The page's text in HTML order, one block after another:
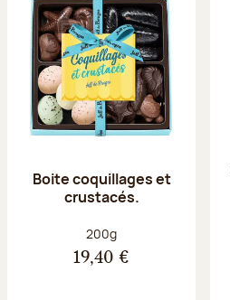
Boite coquillages et
crustacés.
Poids net :
200g
19,40 €